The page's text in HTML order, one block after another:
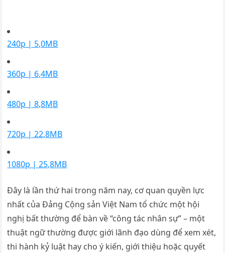
240p | 5,0MB
360p | 6,4MB
480p | 8,8MB
720p | 22,8MB
1080p | 25,8MB
Đây là lần thứ hai trong năm nay, cơ quan quyền lực
nhất của Đảng Cộng sản Việt Nam tổ chức một hội
nghị bất thường để bàn về “công tác nhân sự” – một
thuật ngữ thường được giới lãnh đạo dùng để xem xét,
thi hành kỷ luật hay cho ý kiến, giới thiệu hoặc quyết